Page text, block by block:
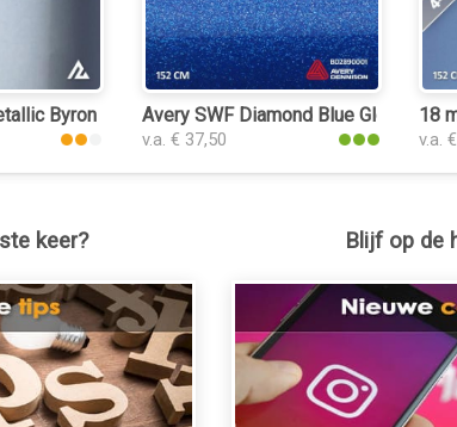
Byron Bay Blue 3172 plakfolie
Avery SWF Diamond Blue Gloss
v.a. € 37,50
18
v.a.
keer? Blijf op de